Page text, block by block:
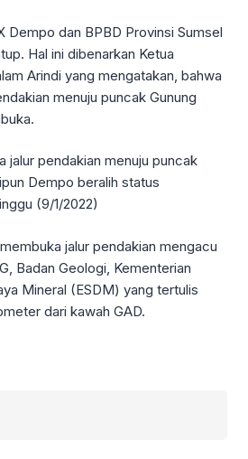
Dempo dan BPBD Provinsi Sumsel
Hal ini dibenarkan Ketua
Arindi yang mengatakan, bahwa
menuju puncak Gunung
jalur pendakian menuju puncak
Dempo beralih status
(9/1/2022)
jalur pendakian mengacu
Badan Geologi, Kementerian
Mineral (ESDM) yang tertulis
dari kawah GAD.